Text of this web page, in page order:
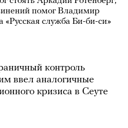
помог Владимир
служба Би-би-си»
контроль
ввел аналогичные
кризиса в Сеуте